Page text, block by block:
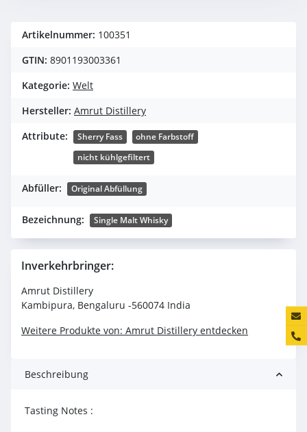
Artikelnummer: 100351
GTIN: 8901193003361
Kategorie: Welt
Hersteller: Amrut Distillery
Attribute:
Sherry Fass
ohne Farbstoff
nicht kühlgefiltert
Abfüller: Original Abfüllung
Bezeichnung: Single Malt Whisky
Inverkehrbringer:
Amrut Distillery
Kambipura, Bengaluru -560074 India
Weitere Produkte von: Amrut Distillery entdecken
Beschreibung
Tasting Notes :